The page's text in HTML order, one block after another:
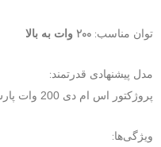
توان مناسب:
200 وات به بالا
مدل پیشنهادی قدرتمند:
پروژکتور اس ام دی 200 وات پارس اروند
ویژگی‌ها: